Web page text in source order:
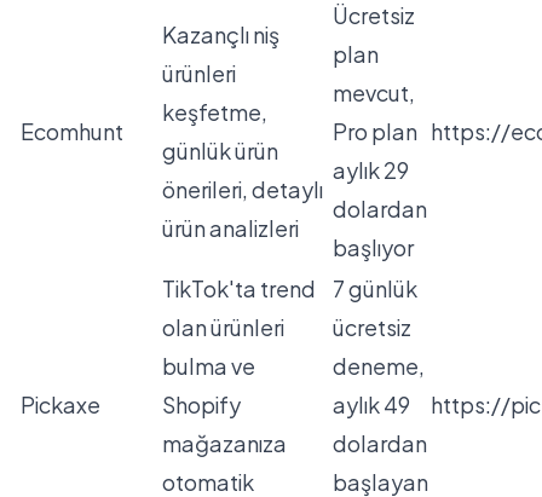
Ecomhunt
Kazançlı niş
ürünleri
keşfetme,
günlük ürün
önerileri, detaylı
ürün analizleri
Ücretsiz
plan
mevcut,
Pro plan
aylık 29
dolardan
başlıyor
https://
Pickaxe
TikTok'ta trend
olan ürünleri
bulma ve
Shopify
mağazanıza
otomatik
7 günlük
ücretsiz
deneme,
aylık 49
dolardan
başlayan
https://